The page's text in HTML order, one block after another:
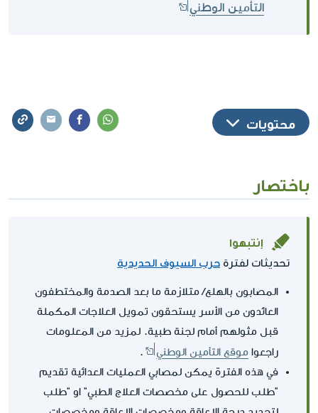
التأمين الوطني
محتويات
باختصار
إنتبهوا
تحديثات لفترة حرب السيوف الحديدية
المصابون بالهلع/ متلازمة ما بعد الصدمة والمختطفون
العائدون من الأسر يستحقون تمويل العلاجات المكملة
قبل مثولهم أمام لجنة طبية. لمزيد من المعلومات
راجعوا موقع التأمين الوطني
.
في هذه الفترة يمكن لمصابي العمليات العدائية تقديم
"طلب للحصول على مخصصات العلاج الطبي" او "طلب